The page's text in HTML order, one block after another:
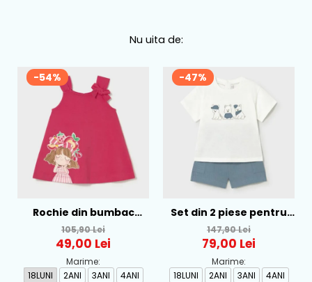
Nu uita de:
-54%
Rochie din bumbac
pentru fete Mayoral,
Rosu - 1930-069
105,90 Lei
49,00 Lei
Marime:
18LUNI
2ANI 3ANI 4ANI
-47%
Set din 2 piese pentru
baieti Mayoral, Alb-
Albastru - 1665-31
147,90 Lei
79,00 Lei
Marime:
18LUNI
2ANI 3ANI 4ANI